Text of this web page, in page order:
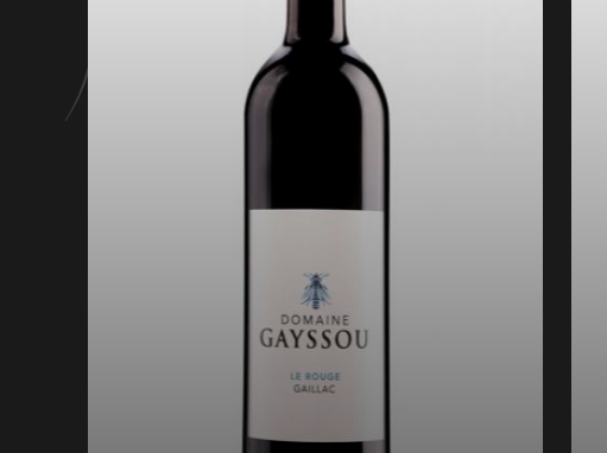
la vigne : 5 ans Sol : Argilo-Calcaire
Macération courte à 21° Une fois la
jarre pendant 8 mois. Mise en bouteille et
vin rouge de caractère. la robe est sombre et
violacée, la bouche révèle des arômes de
fruits rouges (prune, pruneau et framboise), et
du gras et arrondis les tannins de fins de
Conseil de dégustation : A déguster avec